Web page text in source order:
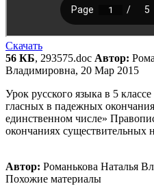
Скачать
56 КБ, 293575.doc Автор:
Владимировна, 20 Мар 2015
Урок русского языка в 5
гласных в падежных
единственном числе»
окончаниях существительных
Автор: Романькова Наталья
Похожие материалы